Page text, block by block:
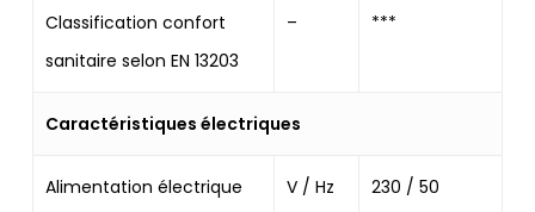
Classification confort
sanitaire selon EN 13203
– ***
Caractéristiques électriques
Alimentation électrique V / Hz 230 / 50